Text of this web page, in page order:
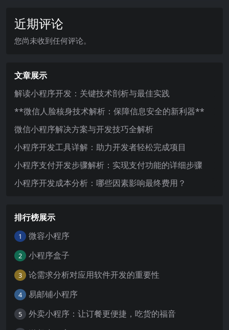
近期评论
您尚未收到任何评论。
文章展示
解读小程序开发：关键技术剖析与最佳实践
**微信人脸核身技术解析：保障信息安全的新利器**
微信小程序解决方案与开发技巧全解析
小程序开发工具详解：助力开发者轻松完成项目
小程序支付开发步骤解析：实现支付功能的详细步骤
小程序开发成本分析：哪些因素影响最终费用？
排行榜展示
1 微容小程序
2 小程序盒子
3 论需求分析对应用软件开发的重要性
4 易邮铺小程序
5 外卖小程序：让订餐更便捷，吃货的福音